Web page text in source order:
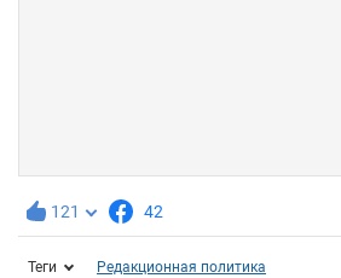
121 42
Теги Редакционная политика